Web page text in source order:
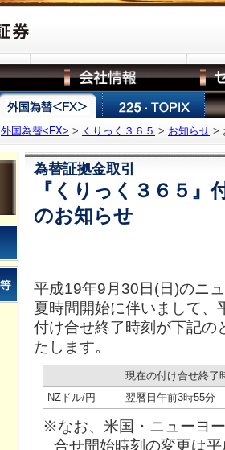
外国為替<FX> > くりっく３６５ > お知らせ >
為替証拠金取引
『くりっく３６５』
のお知らせ
平成19年9月30日(日)のニ
夏時間開始に伴いまして
付け合せ終了時刻が下記の
たします。
現在の付け合せ終了
NZドル/円
翌暦日午前3時55分
※なお、米国・ニューヨ
合せ開始時刻の変更は